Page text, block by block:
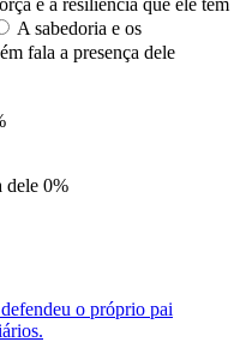
e a resiliência que ele tem
A sabedoria e os
fala a presença dele
dele 0%